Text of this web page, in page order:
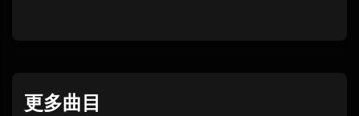
更多曲目